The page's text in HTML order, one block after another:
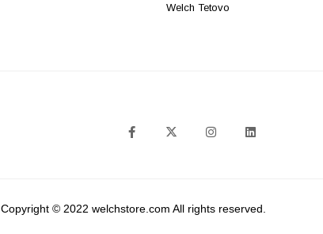
Welch Tetovo
Copyright © 2022 welchstore.com All rights reserved.